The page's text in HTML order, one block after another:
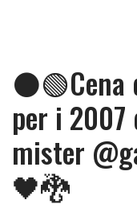
⚫🟢Cena
per i 2007
mister
🖤🐉